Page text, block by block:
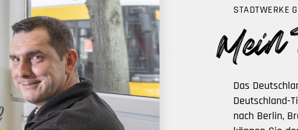
STADTWERKE
Das
Deutschland-
nach Berlin,